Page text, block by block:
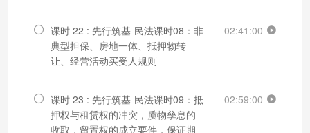
课时 22 : 先行筑基-民法课时08：非
典型担保、房地一体、抵押物转
让、经营活动买受人规则
02:41:00
课时 23 : 先行筑基-民法课时09：抵
押权与租赁权的冲突，质物孳息的
收取，留置权的成立要件，保证期
02:59:00